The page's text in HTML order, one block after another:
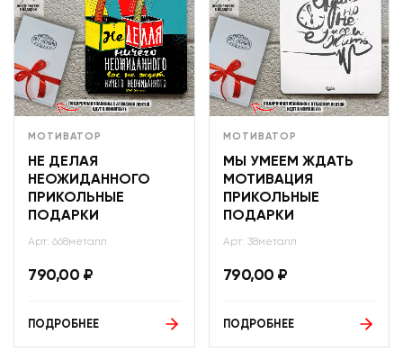
МОТИВАТОР
НЕ ДЕЛАЯ
НЕОЖИДАННОГО
ПРИКОЛЬНЫЕ
ПОДАРКИ
Арт: 668металл
790,00 ₽
ПОДРОБНЕЕ
МОТИВАТОР
МЫ УМЕЕМ ЖДАТЬ
МОТИВАЦИЯ
ПРИКОЛЬНЫЕ
ПОДАРКИ
Арт: 38металл
790,00 ₽
ПОДРОБНЕЕ